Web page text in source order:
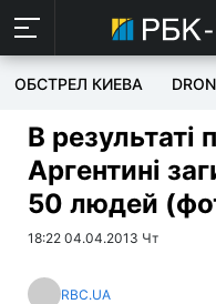
ОБСТРЕЛ КИЕВА
В результаті
Аргентині
50 людей
18:22 04.04.2013 Чт
RBC.UA